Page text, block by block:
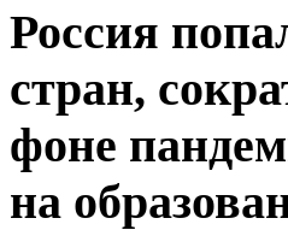
Россия
стран,
фоне
на